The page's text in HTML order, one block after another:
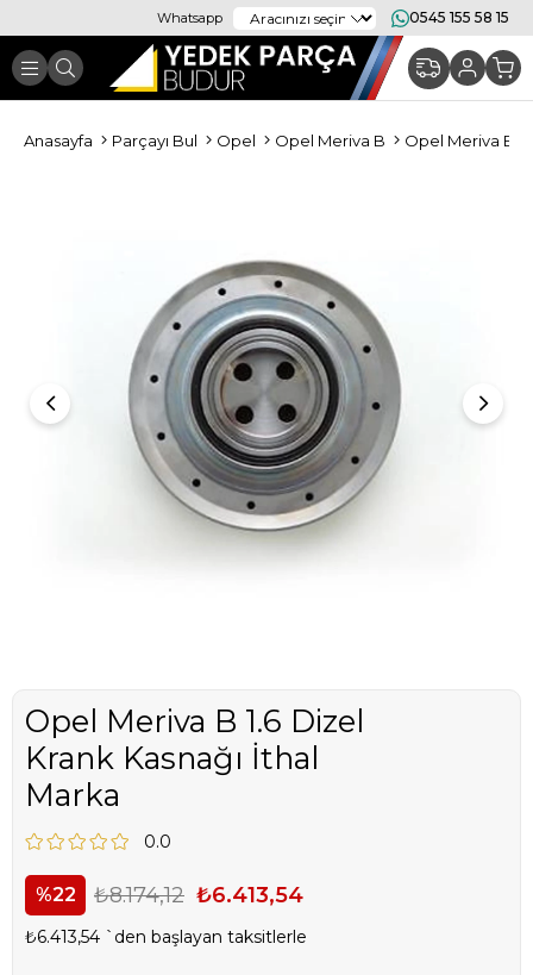
Whatsapp 0545 155 58 15
Anasayfa Parçayı Bul Opel Opel Meriva B Opel Meriva B
Opel Meriva B 1.6 Dizel
Krank Kasnağı İthal
Marka
0.0
22 ₺8.174,12 ₺6.413,54
₺6.413,54 `den başlayan taksitlerle